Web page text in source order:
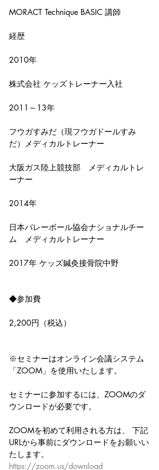
MORACT Technique BASIC 講師
経歴
2010年
株式会社 ケッズトレーナー入社
2011～13年
フウガすみだ（現フウガドールすみ
だ）メディカルトレーナー
大阪ガス陸上競技部　メディカルトレ
ーナー
2014年
日本バレーボール協会ナショナルチー
ム　メディカルトレーナー
2017年 ケッズ鍼灸接骨院中野
◆参加費
2,200円（税込）
※セミナーはオンライン会議システム
「ZOOM」を使用いたします。
セミナーに参加するには、ZOOMのダ
ウンロードが必要です。
ZOOMを初めて利用される方は、 下記
URLから事前にダウンロードをお願いい
たします。
https://zoom.us/download